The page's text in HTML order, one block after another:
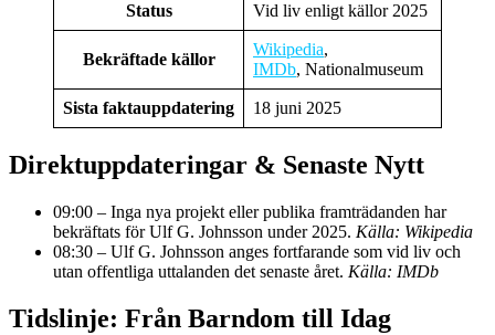
Status Vid liv enligt källor 2025
Bekräftade källor
Wikipedia,
IMDb, Nationalmuseum
Sista faktauppdatering 18 juni 2025
Direktuppdateringar & Senaste Nytt
09:00 – Inga nya projekt eller publika framträdanden har
bekräftats för Ulf G. Johnsson under 2025. Källa: Wikipedia
08:30 – Ulf G. Johnsson anges fortfarande som vid liv och
utan offentliga uttalanden det senaste året. Källa: IMDb
Tidslinje: Från Barndom till Idag